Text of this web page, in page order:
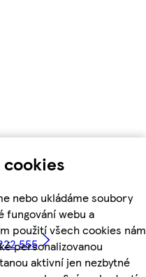
cookies
nebo ukládáme soubory
fungování webu a
použití všech cookies nám
personalizovanou
aktivní jen nezbytné
555